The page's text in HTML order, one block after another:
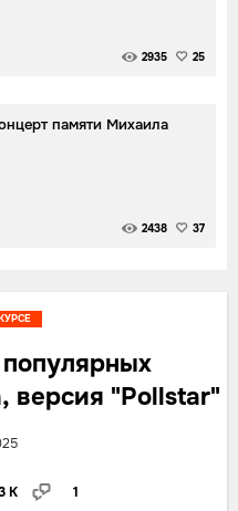
2935 25
памяти Михаила
2438 37
версия "Pollstar"
K 1